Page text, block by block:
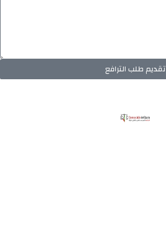
تقديم طلب الترافع